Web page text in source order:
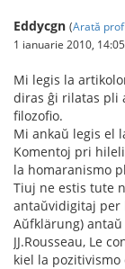
Eddycgn (Arată
1 ianuarie 2010,
Mi legis la
diras ĝi rilatas pli
filozofio.
Mi ankaŭ legis el
Komentoj pri
la homaranismo
Tiuj ne estis tute
antaŭvidigitaj per
Aŭfklärung)
JJ.Rousseau, Le
kiel la pozitivismo